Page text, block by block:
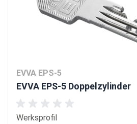
EVVA EPS-5
EVVA EPS-5 Doppelzylinder
Werksprofil